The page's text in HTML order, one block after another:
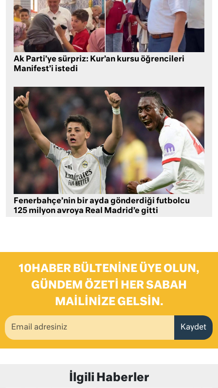
Ak Parti’ye sürpriz: Kur’an kursu öğrencileri
Manifest’i istedi
Fenerbahçe’nin bir ayda gönderdiği futbolcu
125 milyon avroya Real Madrid’e gitti
10HABER BÜLTENINE ÜYE OLUN,
GÜNDEM ÖZETI HER SABAH
MAILINIZE GELSIN.
Kaydet
İlgili Haberler